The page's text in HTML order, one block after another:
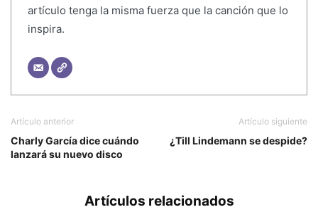
artículo tenga la misma fuerza que la canción que lo
inspira.
Artículo anterior
Charly García dice cuándo
lanzará su nuevo disco
Artículo siguiente
¿Till Lindemann se despide?
Artículos relacionados